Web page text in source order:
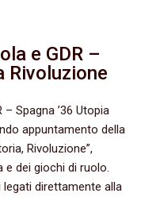
e GDR –
Rivoluzione
Spagna ’36 Utopia
appuntamento della
Rivoluzione”,
dei giochi di ruolo.
direttamente alla